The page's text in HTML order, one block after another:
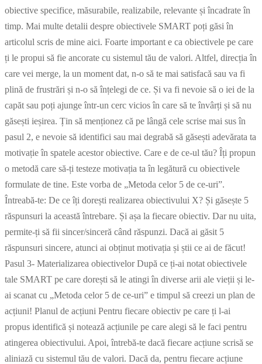
obiective specifice, măsurabile, realizabile, relevante și încadrate în
timp. Mai multe detalii despre obiectivele SMART poți găsi în
articolul scris de mine aici. Foarte important e ca obiectivele pe care
ți le propui să fie ancorate cu sistemul tău de valori. Altfel, direcția în
care vei merge, la un moment dat, n-o să te mai satisfacă sau va fi
plină de frustrări și n-o să înțelegi de ce. Și va fi nevoie să o iei de la
capăt sau poți ajunge într-un cerc vicios în care să te învârți și să nu
găsești ieșirea. Țin să menționez că pe lângă cele scrise mai sus în
pasul 2, e nevoie să identifici sau mai degrabă să găsești adevărata ta
motivație în spatele acestor obiective. Care e de ce-ul tău? Îți propun
o metodă care să-ți testeze motivația ta în legătură cu obiectivele
formulate de tine. Este vorba de „Metoda celor 5 de ce-uri”.
Întreabă-te: De ce îți dorești realizarea obiectivului X? Și găsește 5
răspunsuri la această întrebare. Și așa la fiecare obiectiv. Dar nu uita,
permite-ți să fii sincer/sinceră când răspunzi. Dacă ai găsit 5
răspunsuri sincere, atunci ai obținut motivația și știi ce ai de făcut!
Pasul 3- Materializarea obiectivelor După ce ți-ai notat obiectivele
tale SMART pe care dorești să le atingi în diverse arii ale vieții și le-
ai scanat cu „Metoda celor 5 de ce-uri” e timpul să creezi un plan de
acțiuni! Planul de acțiuni Pentru fiecare obiectiv pe care ți l-ai
propus identifică și notează acțiunile pe care alegi să le faci pentru
atingerea obiectivului. Apoi, întrebă-te dacă fiecare acțiune scrisă se
aliniază cu sistemul tău de valori. Dacă da, pentru fiecare acțiune